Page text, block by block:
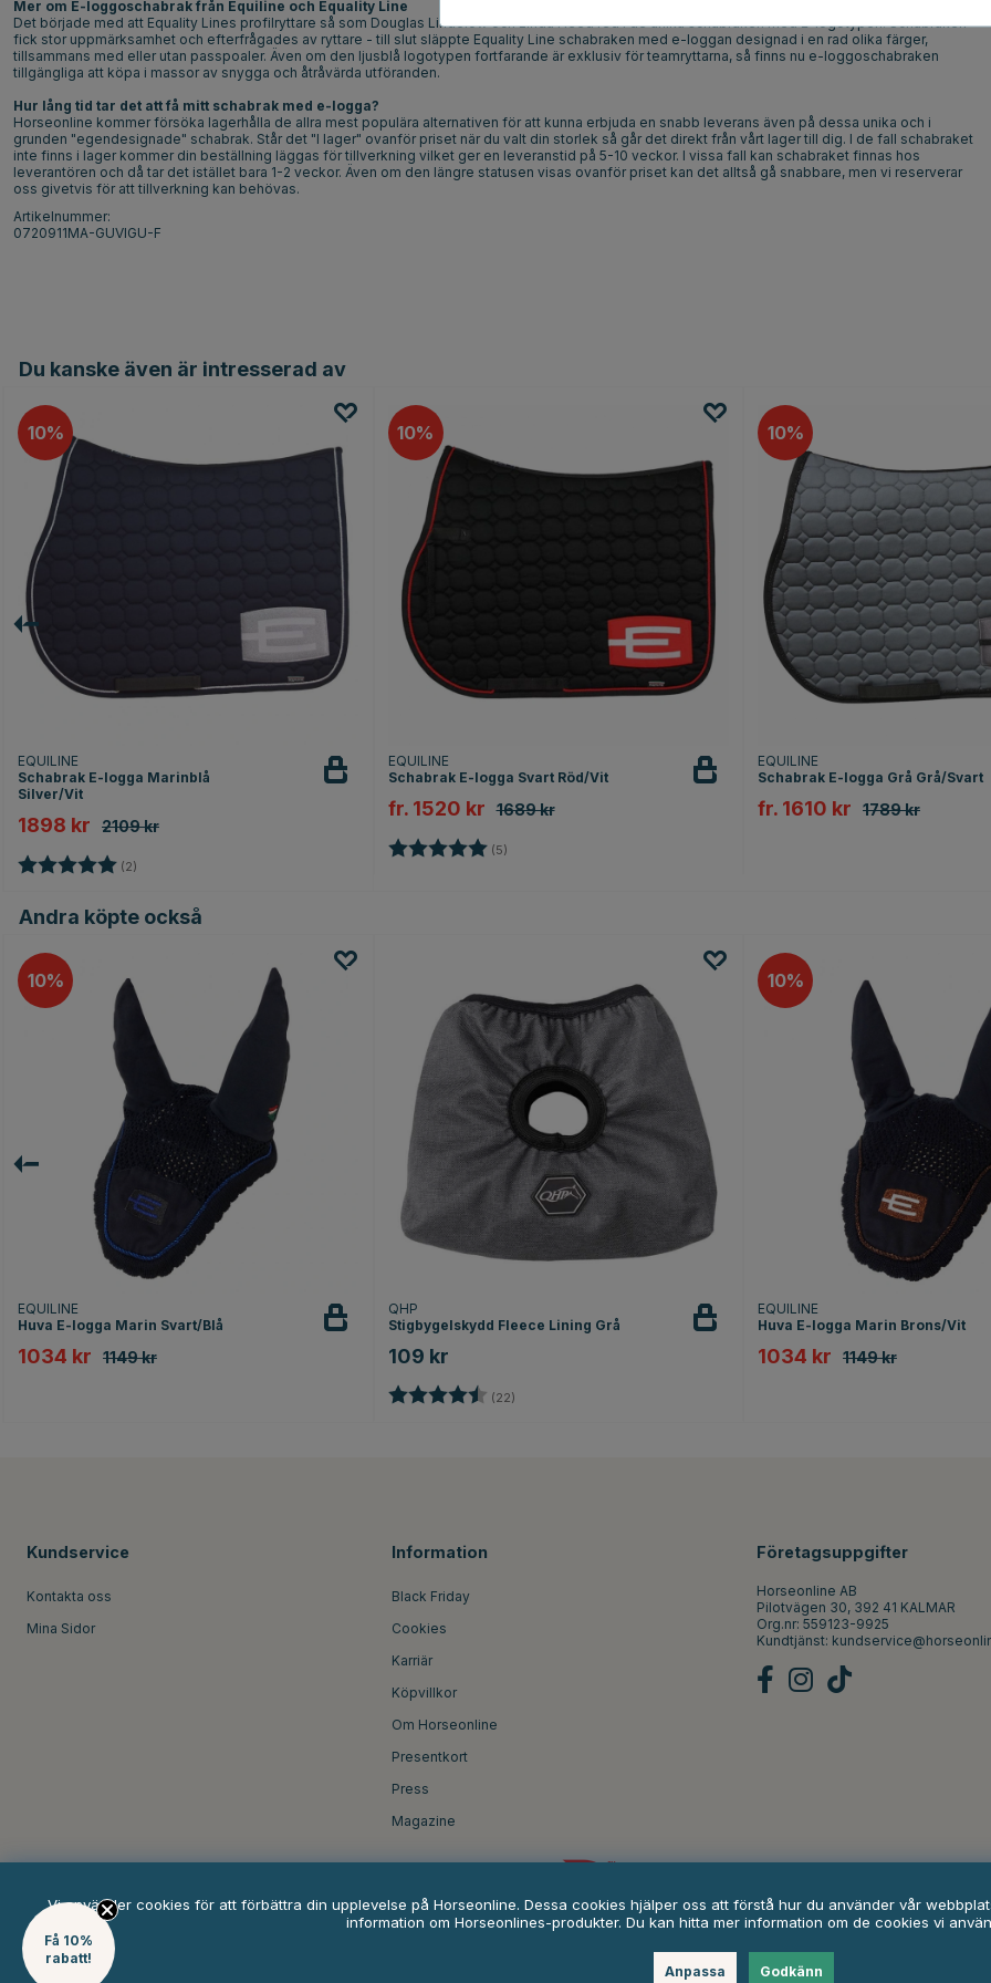
Mer om E-loggoschabrak från Equiline och Equality Line
Det började med att Equality Lines profilryttare så som Douglas Lindelöw och Linda Heed red i de unika schabraken med E-logotypen. Schabraken
fick stor uppmärksamhet och efterfrågades av ryttare - till slut släppte Equality Line schabraken med e-loggan designad i en rad olika färger,
tillsammans med eller utan passpoaler. Även om den ljusblå logotypen fortfarande är exklusiv för teamryttarna, så finns nu e-loggoschabraken
tillgängliga att köpa i massor av snygga och åtråvärda utföranden.
Hur lång tid tar det att få mitt schabrak med e-logga?
Horseonline kommer försöka lagerhålla de allra mest populära alternativen för att kunna erbjuda en snabb leverans även på dessa unika och i
grunden "egendesignade" schabrak. Står det "I lager" ovanför priset när du valt din storlek så går det direkt från vårt lager till dig. I de fall schabraket
inte finns i lager kommer din beställning läggas för tillverkning vilket ger en leveranstid på 5-10 veckor. I vissa fall kan schabraket finnas hos
leverantören och då tar det istället bara 1-2 veckor. Även om den längre statusen visas ovanför priset kan det alltså gå snabbare, men vi reserverar
oss givetvis för att tillverkning kan behövas.
Artikelnummer:
0720911MA-GUVIGU-F
Du kanske även är intresserad av
10
EQUILINE
Schabrak E-logga Marinblå
Silver/Vit
1898 kr 2109 kr
Betyg: (2)
10
EQUILINE
Schabrak E-logga Svart Röd/Vit
fr. 1520 kr 1689 kr
Betyg: (5)
10
EQUILINE
Schabrak E-logga Grå Grå/Svart
fr. 1610 kr 1789 kr
Andra köpte också
10
EQUILINE
Huva E-logga Marin Svart/Blå
1034 kr 1149 kr
QHP
Stigbygelskydd Fleece Lining Grå
109 kr
Betyg: (22)
10
EQUILINE
Huva E-logga Marin Brons/Vit
1034 kr 1149 kr
Kundservice
Kontakta oss
Mina Sidor
Information
Black Friday
Cookies
Karriär
Köpvillkor
Om Horseonline
Presentkort
Press
Magazine
Företagsuppgifter
Horseonline AB
Pilotvägen 30, 392 41 KALMAR
Org.nr: 559123-9925
Kundtjänst:
Vi använder cookies för att förbättra din upplevelse på Horseonline. Dessa cookies hjälper oss att förstå hur du använder vår
information om Horseonlines-produkter. Du kan hitta mer information om de cookies vi
Anpassa Godkänn
Få 10%
rabatt!